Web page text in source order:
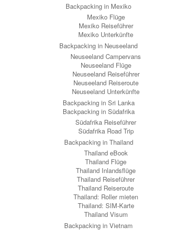
Backpacking in Mexiko
Mexiko Flüge
Mexiko Reiseführer
Mexiko Unterkünfte
Backpacking in Neuseeland
Neuseeland Campervans
Neuseeland Flüge
Neuseeland Reiseführer
Neuseeland Reiseroute
Neuseeland Unterkünfte
Backpacking in Sri Lanka
Backpacking in Südafrika
Südafrika Reiseführer
Südafrika Road Trip
Backpacking in Thailand
Thailand eBook
Thailand Flüge
Thailand Inlandsflüge
Thailand Reiseführer
Thailand Reiseroute
Thailand: Roller mieten
Thailand: SIM-Karte
Thailand Visum
Backpacking in Vietnam